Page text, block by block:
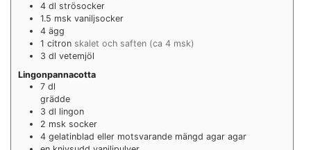
4 dl strösocker
1.5 msk vaniljsocker
4 ägg
1 citron skalet och saften (ca 4 msk)
3 dl vetemjöl
Lingonpannacotta
7 dl
grädde
3 dl lingon
2 msk socker
4 gelatinblad eller motsvarande mängd agar agar